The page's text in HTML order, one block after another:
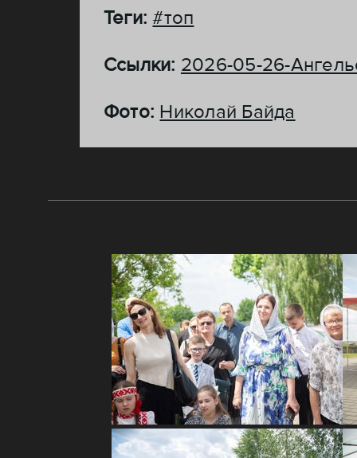
Теги:#топ
Ссылки: 2026-05-26-
Фото: Николай Байда